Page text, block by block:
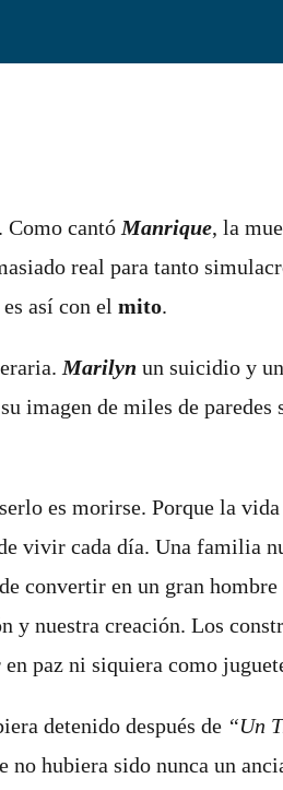
Como cantó Manrique, la
real para tanto
así con el mito.
Marilyn un suicidio y
imagen de miles de
es morirse. Porque la
vivir cada día. Una familia
convertir en un gran
y nuestra creación. Los
paz ni siquiera como
detenido después de “Un
no hubiera sido nunca un